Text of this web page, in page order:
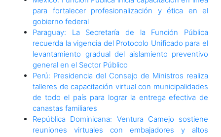
para fortalecer profesionalización y ética en el
gobierno federal
Paraguay: La Secretaría de la Función Pública
recuerda la vigencia del Protocolo Unificado para el
levantamiento gradual del aislamiento preventivo
general en el Sector Público
Perú: Presidencia del Consejo de Ministros realiza
talleres de capacitación virtual con municipalidades
de todo el país para lograr la entrega efectiva de
canastas familiares
República Dominicana: Ventura Camejo sostiene
reuniones virtuales con embajadores y altos